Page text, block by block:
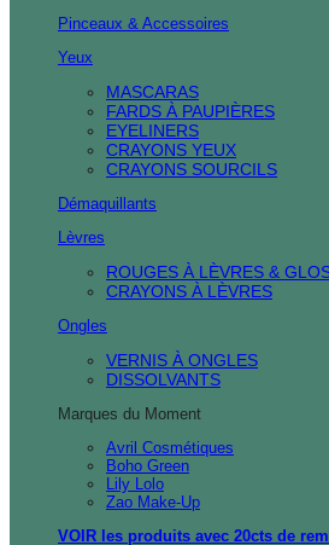
Pinceaux & Accessoires
Yeux
MASCARAS
FARDS À PAUPIÈRES
EYELINERS
CRAYONS YEUX
CRAYONS SOURCILS
Démaquillants
Lèvres
ROUGES À LÈVRES &
CRAYONS À LÈVRES
Ongles
VERNIS À ONGLES
DISSOLVANTS
Marques du Moment
Avril Cosmétiques
Boho Green
Lily Lolo
Zao Make-Up
VOIR les produits avec 20cts de